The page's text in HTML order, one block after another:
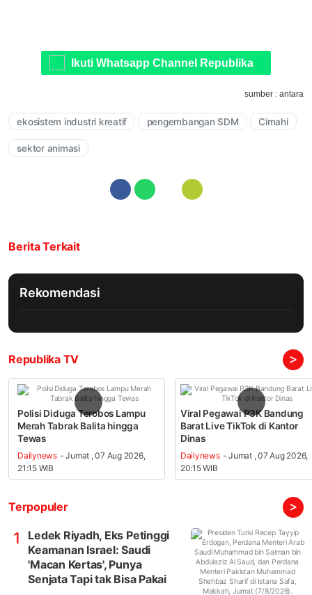
Ikuti Whatsapp Channel Republika
sumber : antara
ekosistem industri kreatif pengembangan SDM Cimahi
sektor animasi
Berita Terkait
Rekomendasi
Republika TV >
Polisi Diduga Terobos Lampu
Merah Tabrak Balita hingga
Tewas
Dailynews - Jumat , 07 Aug 2026,
21:15 WIB
Viral Pegawai P3K Bandung
Barat Live TikTok di Kantor
Dinas
Dailynews - Jumat , 07 Aug 2026,
20:15 WIB
Terpopuler >
1
Ledek Riyadh, Eks Petinggi
Keamanan Israel: Saudi
'Macan Kertas', Punya
Senjata Tapi tak Bisa Pakai